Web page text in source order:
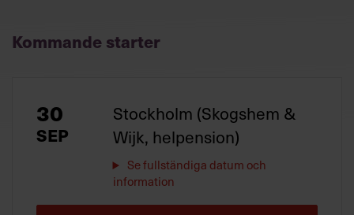
Kommande starter
30
SEP
Stockholm (Skogshem &
Wijk, helpension)
Se fullständiga datum och
information